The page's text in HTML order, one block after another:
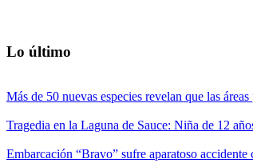
Lo último
Más de 50 nuevas especies revelan que las
Tragedia en la Laguna de Sauce: Niña de 12
Embarcación “Bravo” sufre aparatoso